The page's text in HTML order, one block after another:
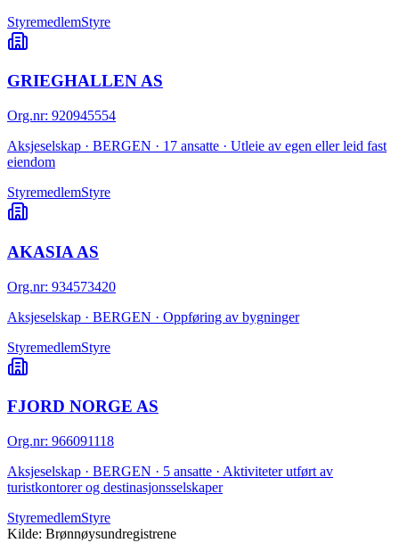
StyremedlemStyre
GRIEGHALLEN AS
Org.nr: 920945554
Aksjeselskap · BERGEN · 17 ansatte · Utleie av egen eller leid fast
eiendom
StyremedlemStyre
AKASIA AS
Org.nr: 934573420
Aksjeselskap · BERGEN · Oppføring av bygninger
StyremedlemStyre
FJORD NORGE AS
Org.nr: 966091118
Aksjeselskap · BERGEN · 5 ansatte · Aktiviteter utført av
turistkontorer og destinasjonsselskaper
StyremedlemStyre
Kilde: Brønnøysundregistrene